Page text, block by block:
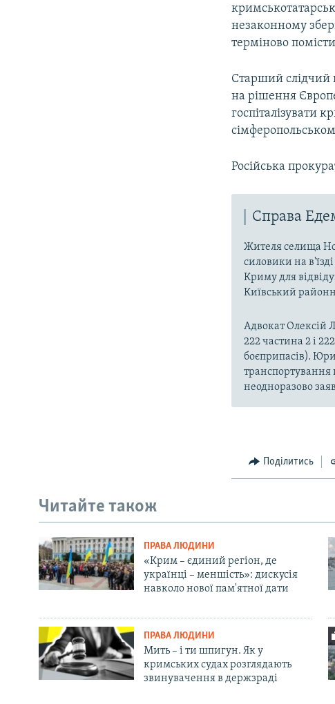
незаконному
терміново
Старший слідчий
на рішення
госпіталізувати
Російська
Справа
Жителя селища
силовики на
Криму для
Київський
Адвокат Олексій
222 частина 2 і
боєприпасів).
транспортування
неодноразово
Поділитись
Читайте також
ПРАВА ЛЮДИНИ
«Крим – єдиний регіон, де
українці – меншість»: дискусія
навколо нової пам'ятної дати
ПРАВА ЛЮДИНИ
Мить – і ти шпигун. Як у
кримських судах розглядають
звинувачення в держзраді